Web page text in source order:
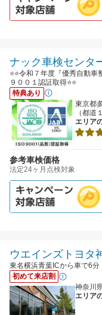
ナック車検センタ
⭐⭐令和７年度『優秀自動
９００１認証取得⭐⭐
特典あり
東京都
（都道
エリア
参考車検価格
法定24ヶ月点検対象
ウエインズトヨ
東名横浜青葉ICから車で6
初めて来店割
神奈川
エリア